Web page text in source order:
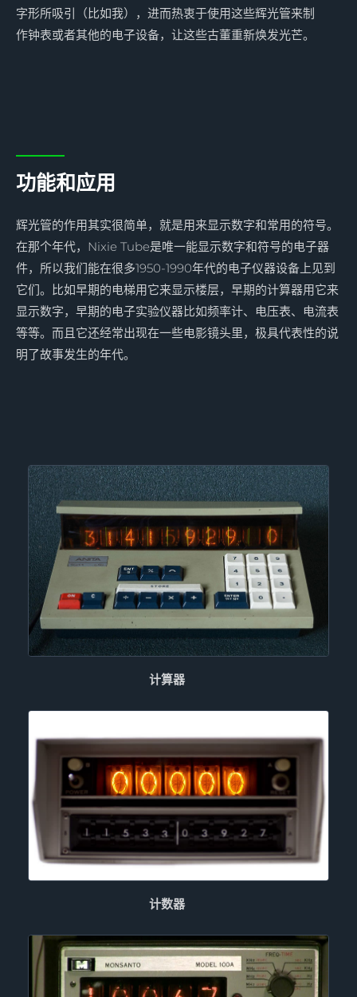
字形所吸引（比如我），进而热衷于使用这些辉光管来制
作钟表或者其他的电子设备，让这些古董重新焕发光芒。
功能和应用
辉光管的作用其实很简单，就是用来显示数字和常用的符号。
在那个年代，Nixie Tube是唯一能显示数字和符号的电子器
件，所以我们能在很多1950-1990年代的电子仪器设备上见到
它们。比如早期的电梯用它来显示楼层，早期的计算器用它来
显示数字，早期的电子实验仪器比如频率计、电压表、电流表
等等。而且它还经常出现在一些电影镜头里，极具代表性的说
明了故事发生的年代。
计数器
计算器